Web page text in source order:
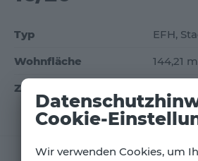
Finanzieren
Referenzen
Typ
EFH,
Wohnfläche
144,21
Zimmer
vorherige Seite // Übersicht
Cookie-
Wir verwenden Cookies, um